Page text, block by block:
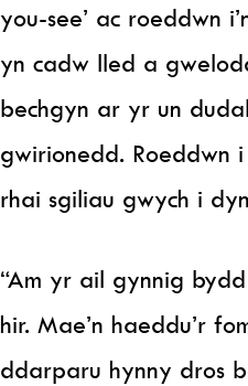
you-see’ ac roeddwn
yn cadw lled a
bechgyn ar yr un
gwirionedd. Roeddwn
rhai sgiliau gwych i
“Am yr ail gynnig
hir. Mae’n haeddu’r
ddarparu hynny dros